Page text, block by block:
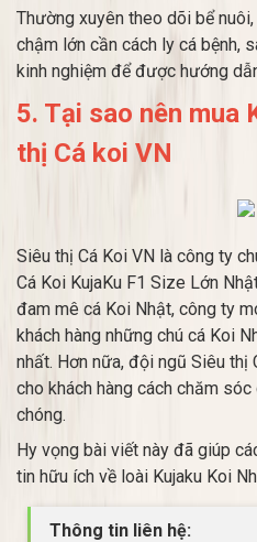
Thường xuyên theo dõi bể
chậm lớn cần cách ly cá bệnh,
kinh nghiệm để được hướng
5. Tại sao nên mua
thị Cá koi VN
Siêu thị Cá Koi VN là công ty
Cá Koi KujaKu F1 Size Lớn
đam mê cá Koi Nhật, công ty
khách hàng những chú cá Koi
nhất. Hơn nữa, đội ngũ Siêu thị
cho khách hàng cách chăm
chóng.
Hy vọng bài viết này đã giúp
tin hữu ích về loài Kujaku Koi
Thông tin liên hệ: